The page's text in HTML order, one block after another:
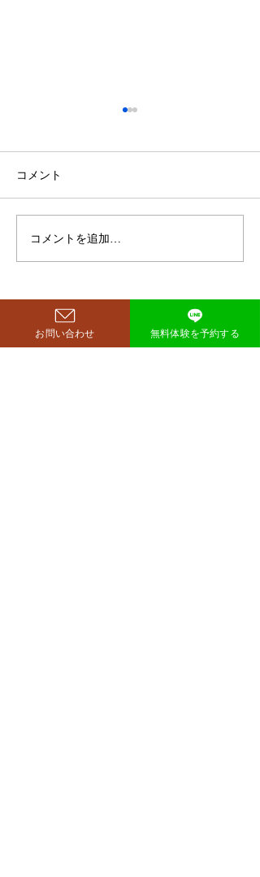
空気階段・鈴木もぐらさん
重123キロから85キロへ、マ
イナス38キロのダイエットに
見せており、SNSでも大きく
注目を集めています。 鈴木も
ぐらが痩せたのはいつ？きっ
コメント
コメントを追加…
​リット
西尾市のパーソナルジム
お問い合わせ 無料体験を予約する